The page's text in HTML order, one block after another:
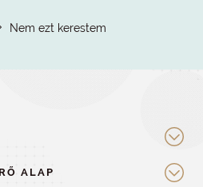
Nem ezt kerestem
ALAP